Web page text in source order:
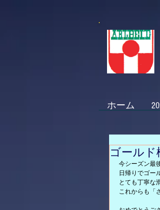
ホーム
ゴールド
今シーズン最
日帰りでゴー
とても丁寧な
これからも「